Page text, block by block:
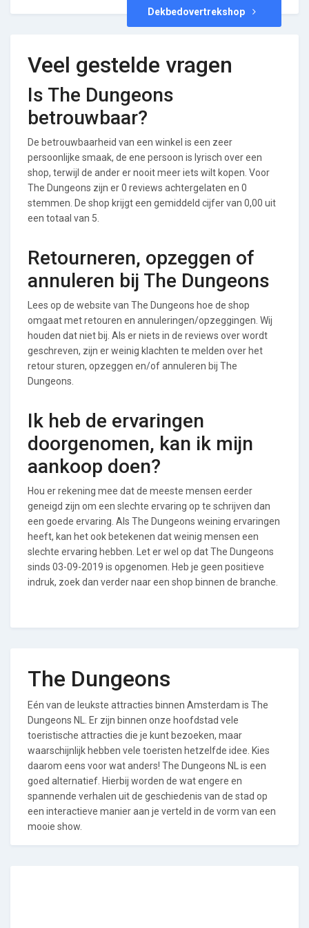
Dekbedovertrekshop
Veel gestelde vragen
Is The Dungeons
betrouwbaar?
De betrouwbaarheid van een winkel is een zeer
persoonlijke smaak, de ene persoon is lyrisch over een
shop, terwijl de ander er nooit meer iets wilt kopen. Voor
The Dungeons zijn er 0 reviews achtergelaten en 0
stemmen. De shop krijgt een gemiddeld cijfer van 0,00 uit
een totaal van 5.
Retourneren, opzeggen of
annuleren bij The Dungeons
Lees op de website van The Dungeons hoe de shop
omgaat met retouren en annuleringen/opzeggingen. Wij
houden dat niet bij. Als er niets in de reviews over wordt
geschreven, zijn er weinig klachten te melden over het
retour sturen, opzeggen en/of annuleren bij The
Dungeons.
Ik heb de ervaringen
doorgenomen, kan ik mijn
aankoop doen?
Hou er rekening mee dat de meeste mensen eerder
geneigd zijn om een slechte ervaring op te schrijven dan
een goede ervaring. Als The Dungeons weining ervaringen
heeft, kan het ook betekenen dat weinig mensen een
slechte ervaring hebben. Let er wel op dat The Dungeons
sinds 03-09-2019 is opgenomen. Heb je geen positieve
indruk, zoek dan verder naar een shop binnen de branche.
The Dungeons
Eén van de leukste attracties binnen Amsterdam is The
Dungeons NL. Er zijn binnen onze hoofdstad vele
toeristische attracties die je kunt bezoeken, maar
waarschijnlijk hebben vele toeristen hetzelfde idee. Kies
daarom eens voor wat anders! The Dungeons NL is een
goed alternatief. Hierbij worden de wat engere en
spannende verhalen uit de geschiedenis van de stad op
een interactieve manier aan je verteld in de vorm van een
mooie show.